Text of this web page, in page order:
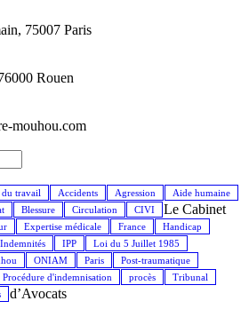
75007 Paris
Rouen
mouhou.com
travail Accidents Agression
Aide humaine
Blessure Circulation
CIVI
Expertise médicale France
Handicap
Indemnités IPP
Loi du 5 Juillet 1985
ONIAM Paris
Post-traumatique
Procédure d'indemnisation procès
Tribunal
Le Cabinet
d’Avocats